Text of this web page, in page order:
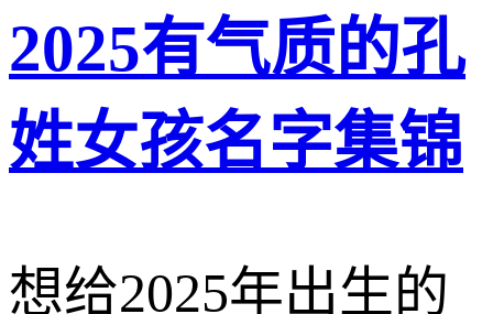
2025有气质的孔
姓女孩名字集锦
想给2025年出生的